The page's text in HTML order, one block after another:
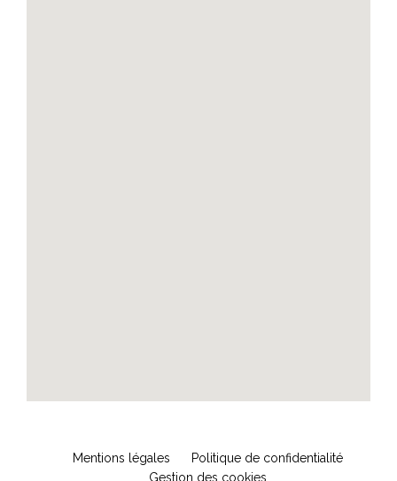
Mentions légales
Politique de confidentialité
Gestion des cookies